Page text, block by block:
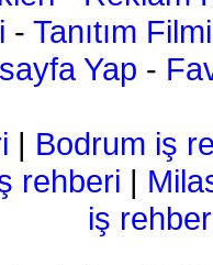
- Tanıtım Filmi
Yap -
| Bodrum iş
rehberi |
iş